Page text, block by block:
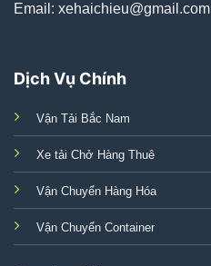
Email: xehaichieu@gmail.com
Dịch Vụ Chính
Vận Tải Bắc Nam
Xe tải Chở Hàng Thuê
Vận Chuyển Hàng Hóa
Vận Chuyển Container